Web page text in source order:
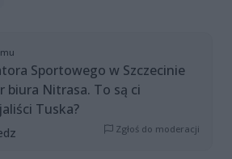
Sportowego w Szczecinie
biura Nitrasa. To są ci
Tuska?
Zgłoś do moderacji